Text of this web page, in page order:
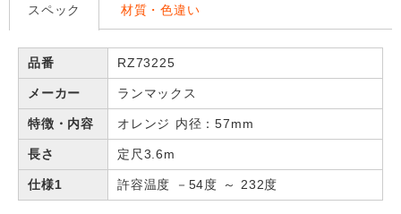
スペック 材質・色違い
品番 RZ73225
メーカー ランマックス
特徴・内容 オレンジ 内径：57mm
長さ 定尺3.6m
仕様1 許容温度 －54度 ～ 232度